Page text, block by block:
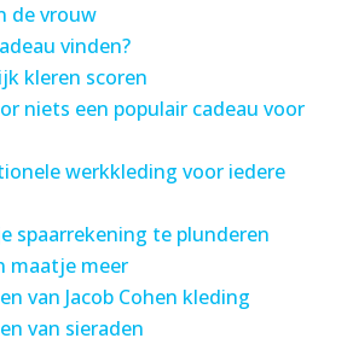
de vrouw
vinden?
kleren scoren
niets een populair cadeau voor
werkkleding voor iedere
spaarrekening te plunderen
maatje meer
van Jacob Cohen kleding
van sieraden